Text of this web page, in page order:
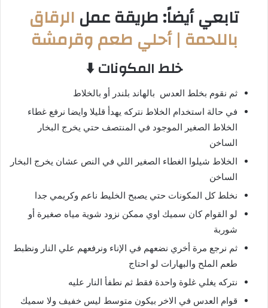
تابعي أيضاً: طريقة عمل الرقاق
باللحمة | أحلي طعم وقرمشة
خلط المكونات ⬇️
ثم نقوم بخلط العدس بالهاند بلندر أو بالخلاط
في حالة استخدام الخلاط نتركه يهدأ قليلا وايضا نرفع غطاء
الخلاط الصغير الموجود في المنتصف حتي يخرج البخار
الساخن
الخلاط شيلوا الغطاء الصغير اللي في النص عشان يخرج البخار
الساخن
نخلط كل المكونات حتي يصبح الخليط ناعم وكريمي جدا
لو القوام كان سميك اوي ممكن نزود شوية مياه صغيرة أو
شوربة
ثم نرجع مرة أخري نضعهم في الإناء ونرفعهم علي النار ونظبط
طعم الملح والبهارات لو احتاج
نتركه يغلي غلوة واحدة فقط ثم نطفأ النار عليه
قوام العدس في الاخر بيكون متوسط ليس خفيف ولا سميك